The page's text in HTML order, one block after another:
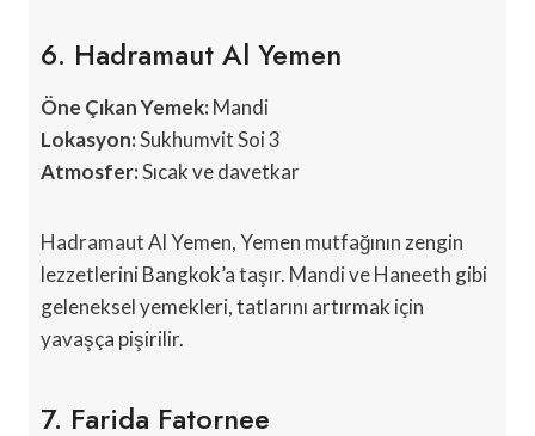
6. Hadramaut Al Yemen
Öne Çıkan Yemek:Mandi
Lokasyon:Sukhumvit Soi 3
Atmosfer:Sıcak ve davetkar
Hadramaut Al Yemen, Yemen mutfağının zengin
lezzetlerini Bangkok’a taşır. Mandi ve Haneeth gibi
geleneksel yemekleri, tatlarını artırmak için
yavaşça pişirilir.
7. Farida Fatornee